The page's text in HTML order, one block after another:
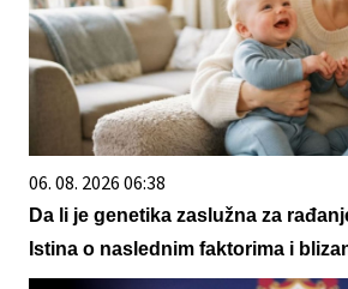
06. 08. 2026 06:38
Da li je genetika zaslužna za
Istina o naslednim faktorima i